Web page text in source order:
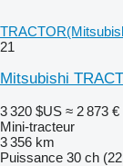
21
Mitsubishi
3 320 $US ≈ 2 873 €
Mini-tracteur
3 356 km
Puissance 30 ch